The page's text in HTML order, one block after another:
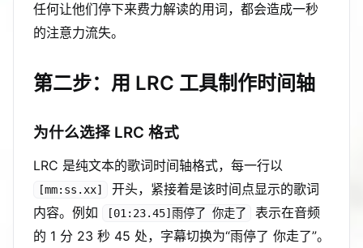
任何让他们停下来费力解读的用词，都会造成一秒
的注意力流失。
第二步：用 LRC 工具制作时间轴
为什么选择 LRC 格式
LRC 是纯文本的歌词时间轴格式，每一行以
[mm:ss.xx]
开头，紧接着是该时间点显示的歌词
内容。例如
[01:23.45]雨停了 你走了
表示在音频
的 1 分 23 秒 45 处，字幕切换为“雨停了 你走了”。